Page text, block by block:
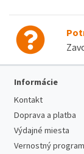
Informácie
Kontakt
Doprava a platba
Výdajné miesta
Vernostný program